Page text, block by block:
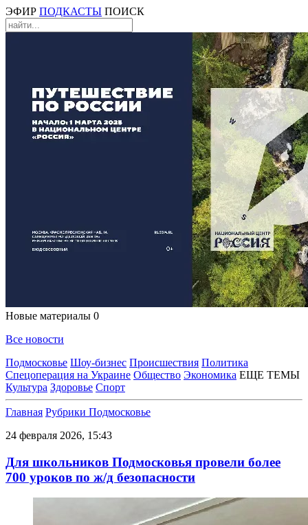
ЭФИР ПОДКАСТЫ ПОИСК
Новые материалы 0
Все новости
Подмосковье Шоу-бизнес Происшествия Политика
Спецоперация на Украине Общество Экономика ЕЩЕ ТЕМЫ
Культура Здоровье Спорт
Главная Рубрики Подмосковье
24 февраля 2026, 15:43
Для школьников Подмосковья провели более
700 уроков по ж/д безопасности